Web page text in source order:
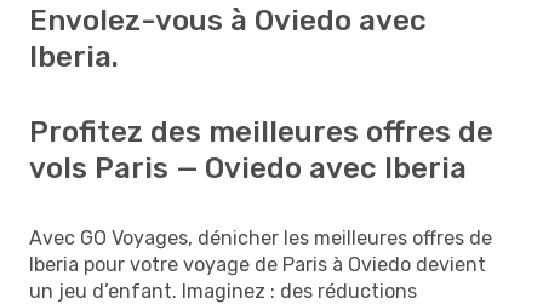
Envolez-vous à Oviedo avec
Iberia.
Profitez des meilleures offres de
vols Paris — Oviedo avec Iberia
Avec GO Voyages, dénicher les meilleures offres de
Iberia pour votre voyage de Paris à Oviedo devient
un jeu d’enfant. Imaginez : des réductions